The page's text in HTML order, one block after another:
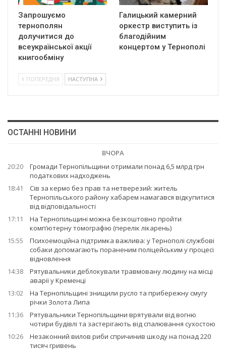
Запрошуємо
тернополян
долучитися до
всеукраїнської акції
книгообміну
Галицький камерний
оркестр виступить із
благодійним
концертом у Тернополі
ПОПЕРЕДНЯ НАСТУПНА
ОСТАННІ НОВИНИ
ВЧОРА
20:20
Громади Тернопільщини отримали понад 6,5 млрд грн
податкових надходжень
18:41
Сів за кермо без прав та нетверезий: житель
Тернопільського району хабарем намагався відкупитися
від відповідальності
17:11
На Тернопільщині можна безкоштовно пройти
комп’ютерну томографію (перелік лікарень)
15:55
Психоемоційна підтримка важлива: у Тернополі службові
собаки допомагають пораненим поліцейським у процесі
відновлення
14:38
Рятувальники деблокували травмовану людину на місці
аварії у Кременці
13:02
На Тернопільщині знищили русло та прибережну смугу
річки Золота Липа
11:36
Рятувальники Тернопільщини врятували від вогню
чотири будівлі та застерігають від спалювання сухостою
10:26
Незаконний вилов риби спричинив шкоду на понад 220
тисяч гривень